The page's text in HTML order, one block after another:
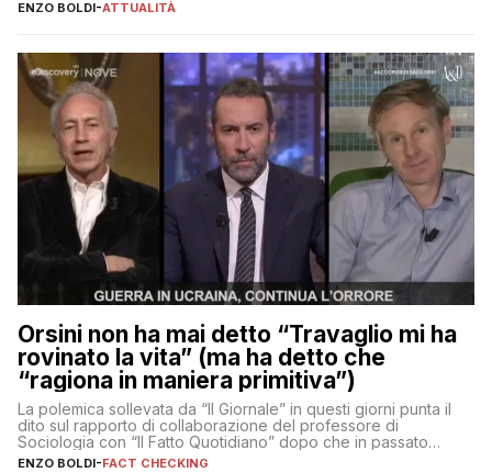
ENZO BOLDI-ATTUALITÀ
Orsini non ha mai detto “Travaglio mi ha
rovinato la vita” (ma ha detto che
“ragiona in maniera primitiva”)
La polemica sollevata da “Il Giornale” in questi giorni punta il
dito sul rapporto di collaborazione del professore di
Sociologia con “Il Fatto Quotidiano” dopo che in passato
erano volati stracci
ENZO BOLDI-FACT CHECKING